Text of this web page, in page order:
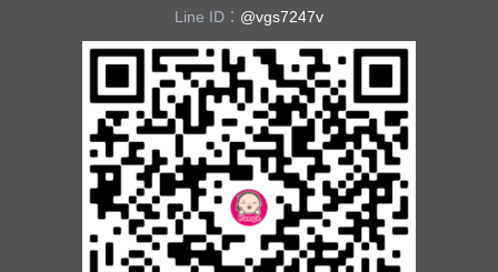
Line ID： @vgs7247v